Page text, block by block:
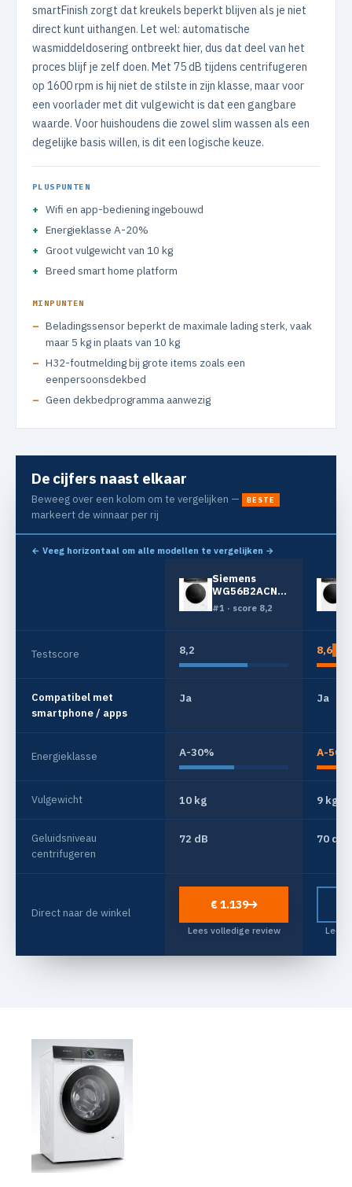
smartFinish zorgt dat kreukels beperkt blijven als je niet
direct kunt uithangen. Let wel: automatische
wasmiddeldosering ontbreekt hier, dus dat deel van het
proces blijf je zelf doen. Met 75 dB tijdens centrifugeren
op 1600 rpm is hij niet de stilste in zijn klasse, maar voor
een voorlader met dit vulgewicht is dat een gangbare
waarde. Voor huishoudens die zowel slim wassen als een
degelijke basis willen, is dit een logische keuze.
PLUSPUNTEN
Wifi en app-bediening ingebouwd
Energieklasse A-20%
Groot vulgewicht van 10 kg
Breed smart home platform
MINPUNTEN
Beladingssensor beperkt de maximale lading sterk, vaak
maar 5 kg in plaats van 10 kg
H32-foutmelding bij grote items zoals een
eenpersoonsdekbed
Geen dekbedprogramma aanwezig
De cijfers naast elkaar
Beweeg over een kolom om te vergelijken — BESTE
markeert de winnaar per rij
← Veeg horizontaal om alle modellen te vergelijken →
Siemens
WG56B2ACNL
intelligentDosing
#1 · score 8,2
Testscore 8,2 8,6
Compatibel met
smartphone / apps
Ja Ja
Energieklasse A-30% A-50%
Vulgewicht 10 kg 9 kg
Geluidsniveau
centrifugeren
72 dB 70 dB
Direct naar de winkel
€ 1.139
Lees volledige review Lees